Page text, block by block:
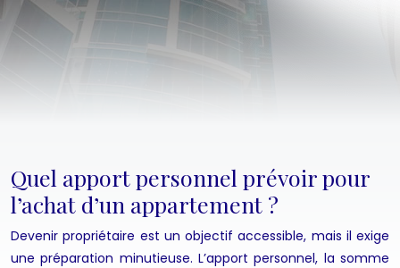
Quel apport personnel prévoir pour
l’achat d’un appartement ?
Devenir propriétaire est un objectif accessible, mais il exige
une préparation minutieuse. L’apport personnel, la somme